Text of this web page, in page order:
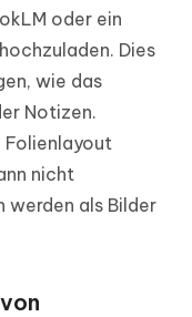
oder ein
Dies
wie das
Notizen.
Folienlayout
nicht
werden als Bilder